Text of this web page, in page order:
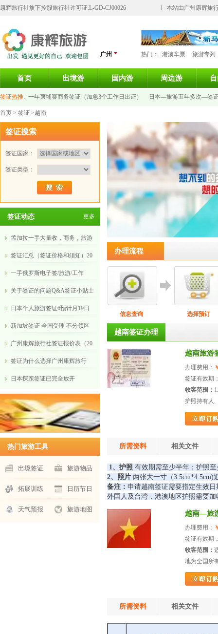
康辉旅行社旗下控股旅行社许可证:L-GD-CJ00026 本站由广州康辉旅
广州 热门： 港澳车票 旅游专列
首页 出境游 国内游 周边游
签证热推: 一年柬埔寨商务签证（加急3个工作日出证） 日本—旅游五年多次—签
意大利签证-个人旅游签证
首页 > 签证 >越南
签证搜索
签证国家：
签证类型：
签证动态 更多
孟加拉一手大量收，商务，旅游
签证汇总（签证价格和须知）20
​一手俄罗斯电子签/旅游/工作
关于签证的问题Q&A签证小贴士
日本个人旅游签证6预计月19日
新加坡签证 全国受理 不分领区
广州康辉旅行社签证报价表（20
​签证为什么选择广州康辉旅行
​日本探亲签证已完全放开
热门旅游工具
出境签证 旅游物品
拓展训练 日历节日
天气预报 旅游地图
办理流程
信息查询 选择预订
越南签证办理
越南旅游
办理费用：
签证有效期
收客范围：
护照持有人.
所需资料 相关文件
1、护照 有效期需至少半年；护照
2、照片 两张大一寸（3.5cm*4.5cm)
备注： 申请越南签证需要指定生效
外国人及台湾，港澳地区护照需要
越南—旅
办理费用：
签证有效期
收客范围：
地为全国所
所需资料 相关文件